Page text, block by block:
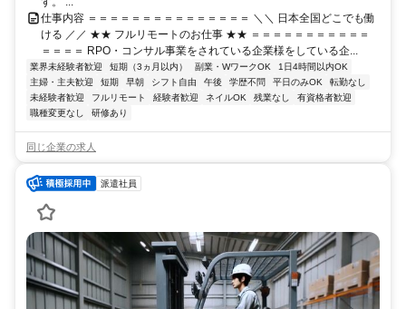
仕事内容 ＝＝＝＝＝＝＝＝＝＝＝＝＝＝＝ ＼＼ 日本全国どこでも働
ける ／／ ★★ フルリモートのお仕事 ★★ ＝＝＝＝＝＝＝＝＝＝＝
＝＝＝＝ RPO・コンサル事業をされている企業様をしている企...
業界未経験者歓迎 短期（3ヵ月以内） 副業・WワークOK
1日4時間以内OK
主婦・主夫歓迎
短期 早朝 シフト自由 午後 学歴不問 平日のみOK
転勤なし
未経験者歓迎
フルリモート 経験者歓迎 ネイルOK 残業なし
有資格者歓迎
職種変更なし
研修あり
同じ企業の求人
派遣社員